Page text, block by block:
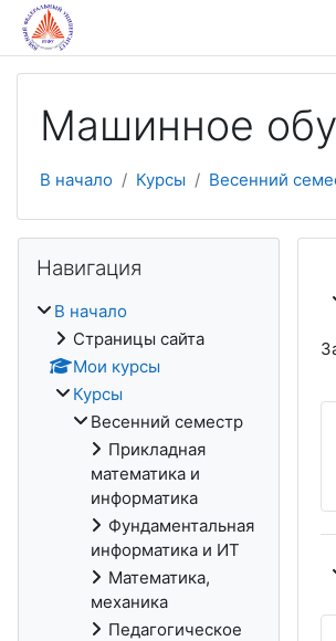
Перейти к основному содержанию
Машинное
В начало Курсы Весенний
Навигация
В начало
Страницы сайта
Мои курсы
Курсы
Весенний семестр
Прикладная
математика и
информатика
Фундаментальная
информатика и ИТ
Математика,
механика
Педагогическое